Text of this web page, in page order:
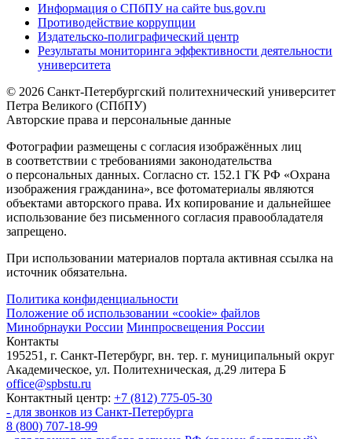
Информация о СПбПУ на сайте bus.gov.ru
Противодействие коррупции
Издательско-полиграфический центр
Результаты мониторинга эффективности деятельности
университета
© 2026 Санкт-Петербургский политехнический университет
Петра Великого (СПбПУ)
Авторские права и персональные данные
Фотографии размещены с согласия изображённых лиц
в соответствии с требованиями законодательства
о персональных данных. Согласно ст. 152.1 ГК РФ «Охрана
изображения гражданина», все фотоматериалы являются
объектами авторского права. Их копирование и дальнейшее
использование без письменного согласия правообладателя
запрещено.
При использовании материалов портала активная ссылка на
источник обязательна.
Политика конфиденциальности
Положение об использовании «cookie» файлов
Минобрнауки России Минпросвещения России
Контакты
195251, г. Санкт-Петербург, вн. тер. г. муниципальный округ
Академическое, ул. Политехническая, д.29 литера Б
office@spbstu.ru
Контактный центр: +7 (812) 775-05-30
- для звонков из Санкт-Петербурга
8 (800) 707-18-99